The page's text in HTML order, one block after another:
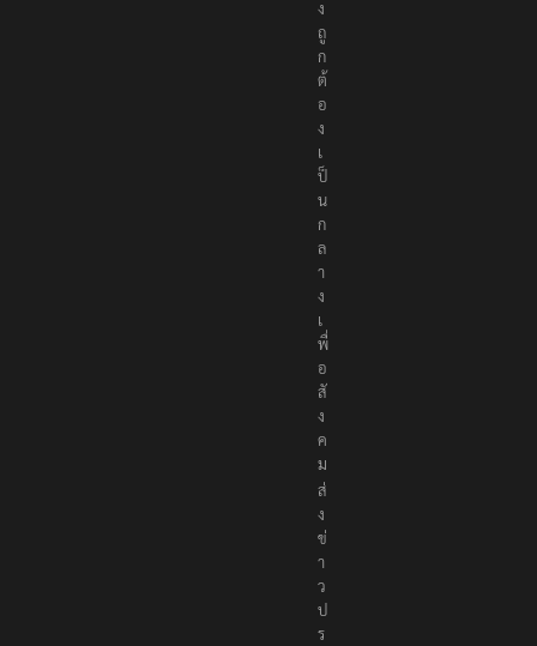
ง
ถู
ก
ต้
อ
ง
เ
ป็
น
ก
ล
า
ง
เ
พื่
อ
สั
ง
ค
ม
ส่
ง
ข่
า
ว
ป
ร